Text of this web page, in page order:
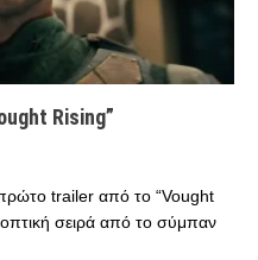
Rising”
trailer από το “Vought
σειρά από το σύμπαν